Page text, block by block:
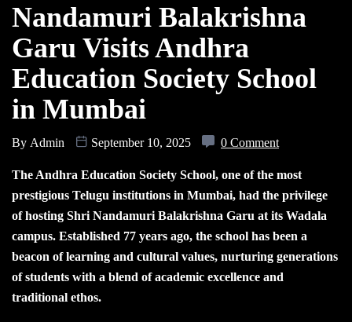
Nandamuri Balakrishna
Garu Visits Andhra
Education Society School
in Mumbai
By Admin September 10, 2025 0 Comment
The Andhra Education Society School, one of the most
prestigious Telugu institutions in Mumbai, had the privilege
of hosting Shri Nandamuri Balakrishna Garu at its Wadala
campus. Established 77 years ago, the school has been a
beacon of learning and cultural values, nurturing generations
of students with a blend of academic excellence and
traditional ethos.